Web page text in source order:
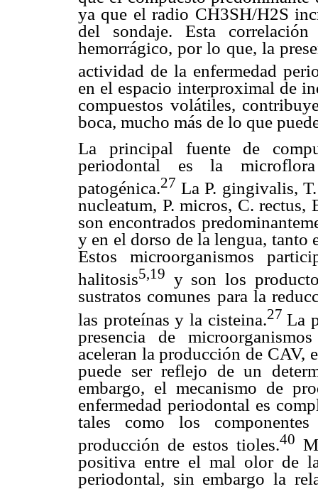
ya que el radio CH3SH/H2S
del sondaje. Esta
hemorrágico, por lo que, la
actividad de la enfermedad
en el espacio interproximal de
compuestos volátiles,
boca, mucho más de lo que
La principal fuente de
periodontal es la
patogénica.27 La P. gingivalis,
nucleatum, P. micros, C.
son encontrados
y en el dorso de la lengua, tanto
Estos microorganismos
halitosis5,19 y son los
sustratos comunes para la
las proteínas y la cisteina.27La
presencia de
aceleran la producción de CAV,
puede ser reflejo de un
embargo, el mecanismo de
enfermedad periodontal es
tales como los
producción de estos tioles.40
positiva entre el mal olor de
periodontal, sin embargo la